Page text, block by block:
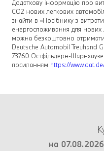
Додаткову інформацію про
CO2 нових легкових
знайти в «Посібнику з
енергоспоживання для нових
можна безкоштовно
Deutsche Automobil Treuhand
73760 Остфільдерн-
посиланням https://
на